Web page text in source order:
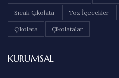
Sıcak Çikolata Toz İçecekler
Çikolata Çikolatalar
KURUMSAL